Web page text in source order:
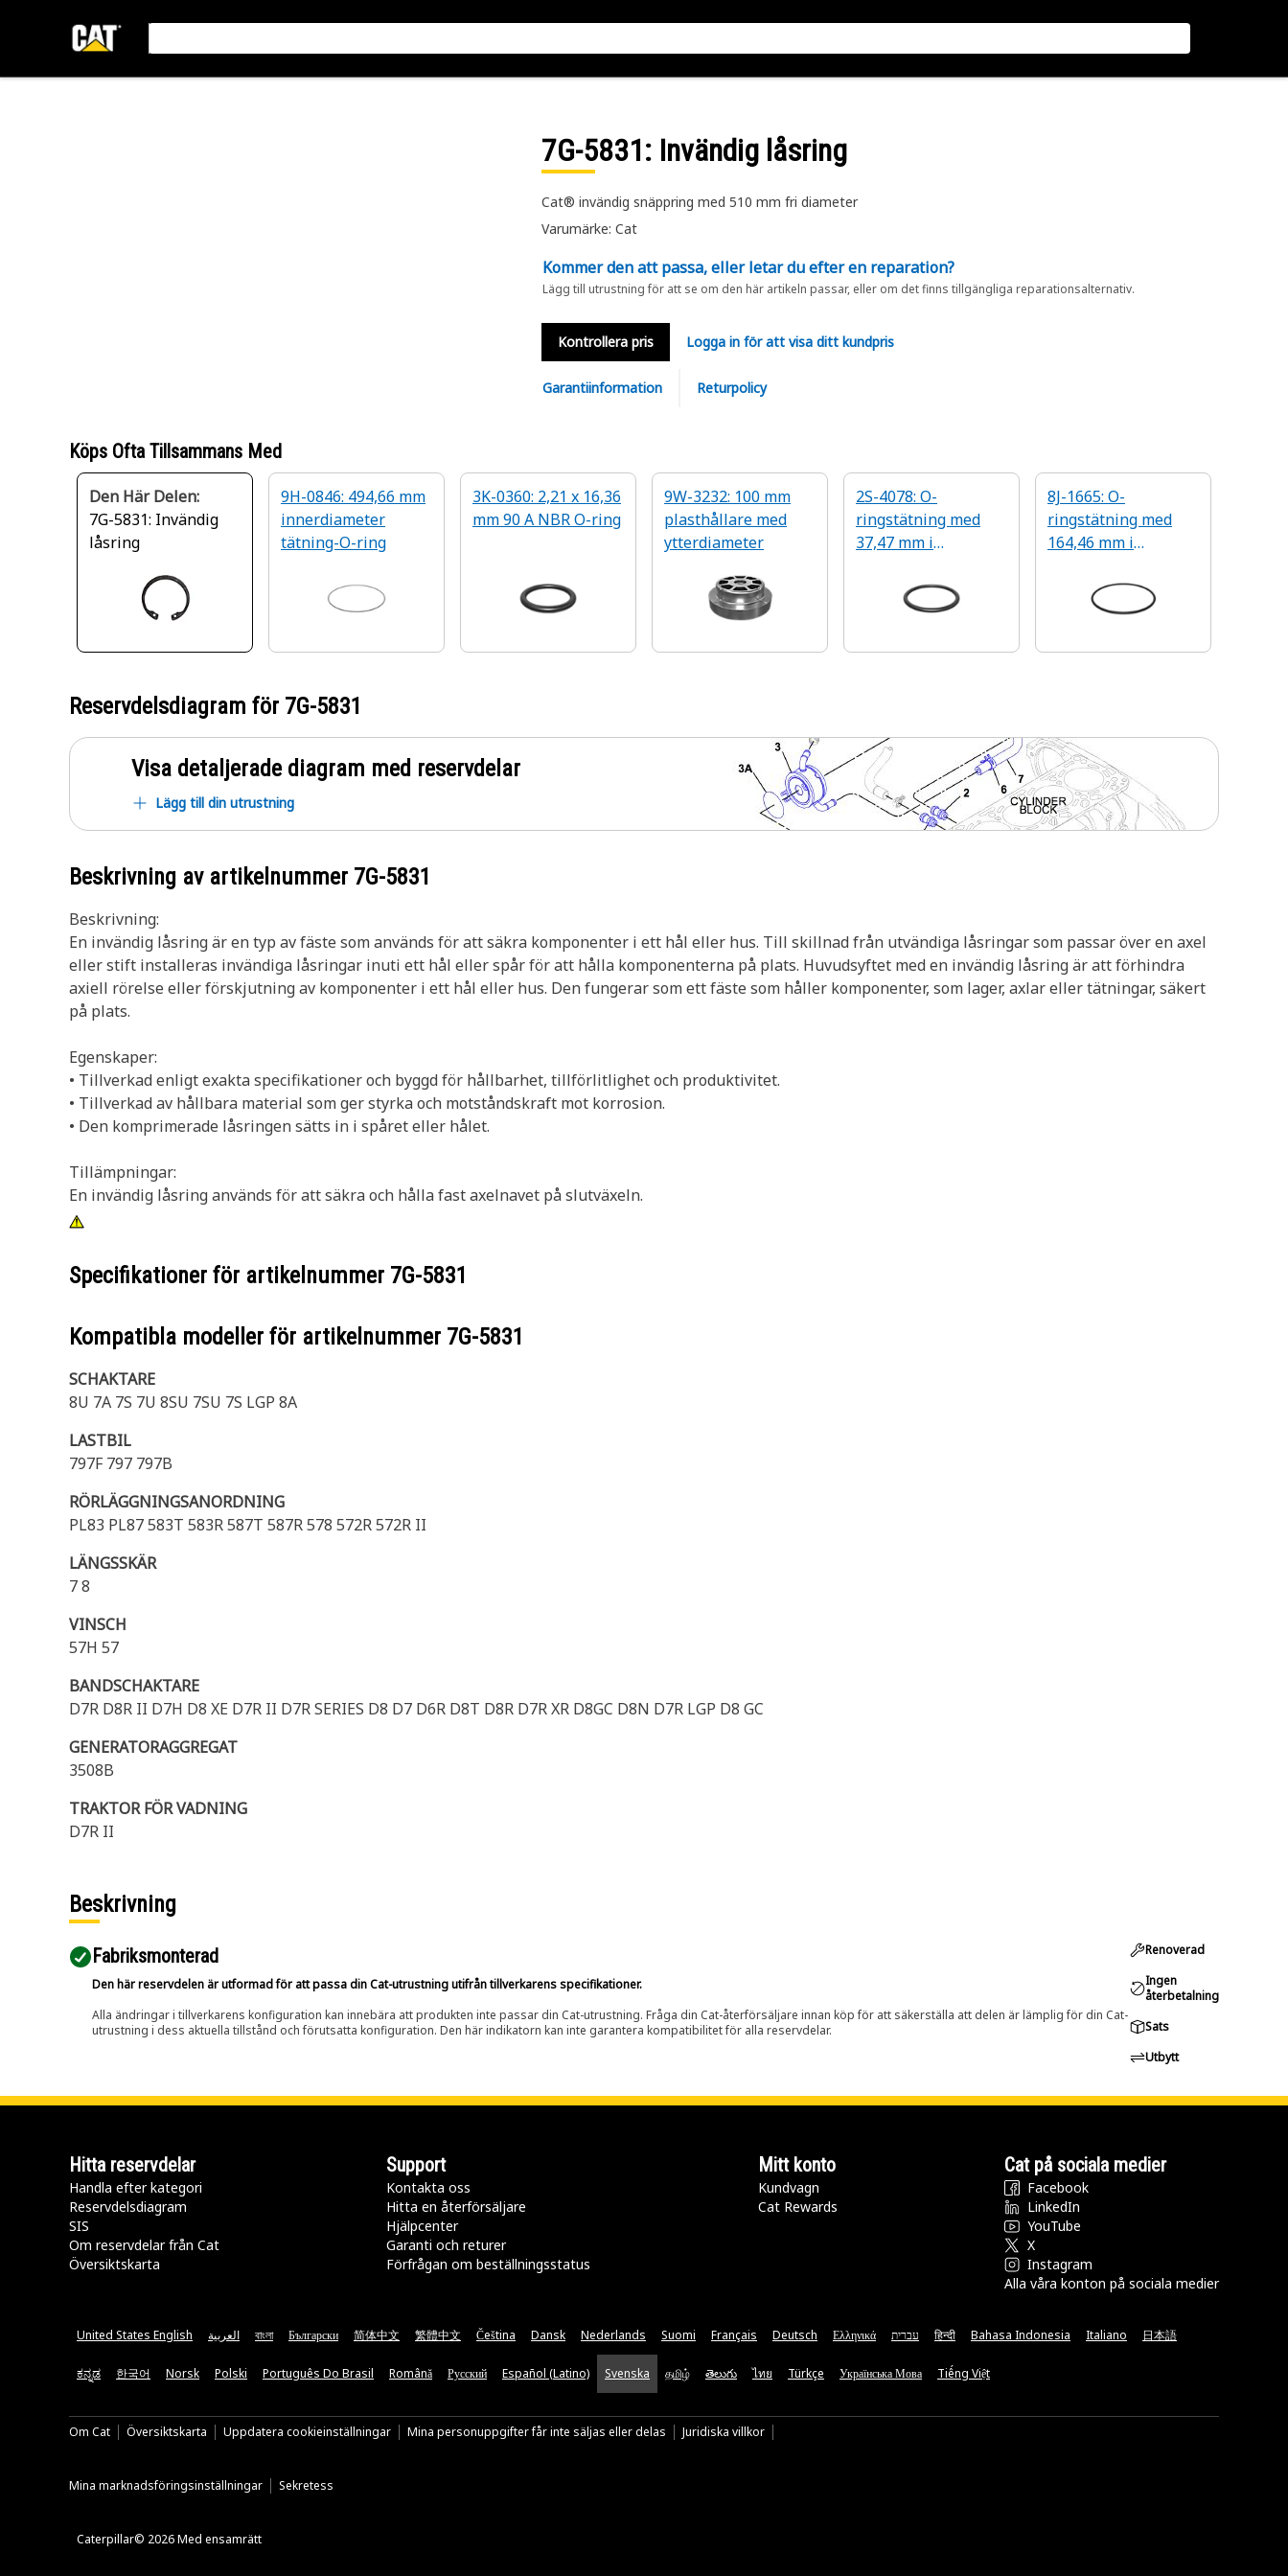
7G-5831: Invändig låsring
Cat® invändig snäppring med 510 mm fri diameter
Varumärke: Cat
Kommer den att passa, eller letar du efter en reparation?
Lägg till utrustning för att se om den här artikeln passar, eller om det finns tillgängliga reparationsalternativ.
Kontrollera pris Logga in för att visa ditt kundpris
Garantiinformation Returpolicy
Köps Ofta Tillsammans Med
Den Här Delen:
7G-5831: Invändig
låsring
9H-0846: 494,66 mm
innerdiameter
tätning-O-ring
3K-0360: 2,21 x 16,36
mm 90 A NBR O-ring
9W-3232: 100 mm
plasthållare med
ytterdiameter
2S-4078: O-
ringstätning med
37,47 mm i
8J-1665: O-
ringstätning med
164,46 mm i
Reservdelsdiagram för 7G-5831
Visa detaljerade diagram med reservdelar
Lägg till din utrustning
Beskrivning av artikelnummer 7G-5831
Beskrivning:
En invändig låsring är en typ av fäste som används för att säkra komponenter i ett hål eller hus. Till skillnad från utvändiga låsringar som passar över en axel
eller stift installeras invändiga låsringar inuti ett hål eller spår för att hålla komponenterna på plats. Huvudsyftet med en invändig låsring är att förhindra
axiell rörelse eller förskjutning av komponenter i ett hål eller hus. Den fungerar som ett fäste som håller komponenter, som lager, axlar eller tätningar, säkert
på plats.
Egenskaper:
• Tillverkad enligt exakta specifikationer och byggd för hållbarhet, tillförlitlighet och produktivitet.
• Tillverkad av hållbara material som ger styrka och motståndskraft mot korrosion.
• Den komprimerade låsringen sätts in i spåret eller hålet.
Tillämpningar:
En invändig låsring används för att säkra och hålla fast axelnavet på slutväxeln.
Specifikationer för artikelnummer 7G-5831
Kompatibla modeller för artikelnummer 7G-5831
SCHAKTARE
8U 7A 7S 7U 8SU 7SU 7S LGP 8A
LASTBIL
797F 797 797B
RÖRLÄGGNINGSANORDNING
PL83 PL87 583T 583R 587T 587R 578 572R 572R II
LÄNGSSKÄR
7 8
VINSCH
57H 57
BANDSCHAKTARE
D7R D8R II D7H D8 XE D7R II D7R SERIES D8 D7 D6R D8T D8R D7R XR D8GC D8N D7R LGP D8 GC
GENERATORAGGREGAT
3508B
TRAKTOR FÖR VADNING
D7R II
Beskrivning
Fabriksmonterad
Den här reservdelen är utformad för att passa din Cat-utrustning utifrån tillverkarens specifikationer.
Alla ändringar i tillverkarens konfiguration kan innebära att produkten inte passar din Cat-utrustning. Fråga din Cat-återförsäljare innan köp för att säkerställa att delen är lämplig för din Cat-
utrustning i dess aktuella tillstånd och förutsatta konfiguration. Den här indikatorn kan inte garantera kompatibilitet för alla reservdelar.
Renoverad
Ingen
återbetalning
Sats
Utbytt
Hitta reservdelar
Handla efter kategori
Reservdelsdiagram
SIS
Om reservdelar från Cat
Översiktskarta
Support
Kontakta oss
Hitta en återförsäljare
Hjälpcenter
Garanti och returer
Förfrågan om beställningsstatus
Mitt konto
Kundvagn
Cat Rewards
Cat på sociala medier
Facebook
LinkedIn
YouTube
X
Instagram
Alla våra konton på sociala medier
United States English العربية বাংলা Български 简体中文 繁體中文 Čeština Dansk Nederlands Suomi Français Deutsch Ελληνικά עברית हिन्दी Bahasa Indonesia Italiano 日本語
ಕನ್ನಡ 한국어 Norsk Polski Português Do Brasil Română Русский Español (Latino) Svenska தமிழ் తెలుగు ไทย Türkçe Українська Мова Tiếng Việt
Om Cat Översiktskarta Uppdatera cookieinställningar Mina personuppgifter får inte säljas eller delas Juridiska villkor
Mina marknadsföringsinställningar Sekretess
Caterpillar© 2026 Med ensamrätt